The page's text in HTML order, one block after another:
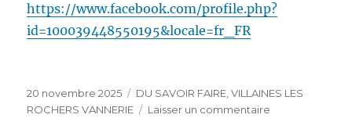
https://www.facebook.com/profile.php?
id=100039448550195&locale=fr_FR
Publié
le
20 novembre 2025 Catégories
DU SAVOIR FAIRE,VILLAINES LES
ROCHERS VANNERIE
Laisser un commentaire